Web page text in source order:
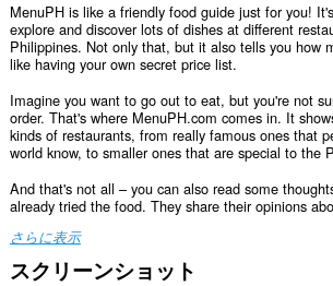
MenuPH is like a friendly food guide just for you!
explore and discover lots of dishes at different
Philippines. Not only that, but it also tells you how
like having your own secret price list.
Imagine you want to go out to eat, but you're not
order. That's where MenuPH.com comes in. It
kinds of restaurants, from really famous ones that
world know, to smaller ones that are special to the
And that's not all – you can also read some
already tried the food. They share their opinions
さらに表示
スクリーンショット